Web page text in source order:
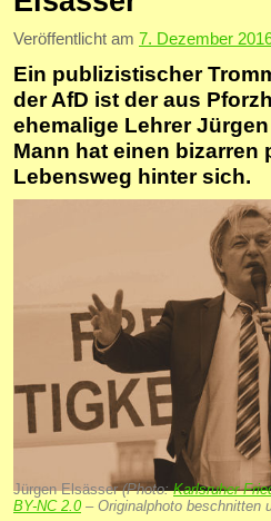
Veröffentlicht am 7. Dezember
Ein publizistischer
der AfD ist der aus
ehemalige Lehrer
Mann hat einen bizarren
Lebensweg hinter sich.
Jürgen Elsässer(Photo:Karlsruher
BY-NC 2.0 – Originalphoto beschnitten